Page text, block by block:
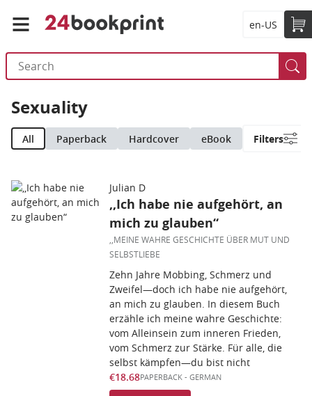
en-US
Sexuality
All Paperback Hardcover eBook Filters
Julian D
,,Ich habe nie aufgehört, an
mich zu glauben“
,,MEINE WAHRE GESCHICHTE ÜBER MUT UND
SELBSTLIEBE
Zehn Jahre Mobbing, Schmerz und
Zweifel—doch ich habe nie aufgehört,
an mich zu glauben. In diesem Buch
erzähle ich meine wahre Geschichte:
vom Alleinsein zum inneren Frieden,
vom Schmerz zur Stärke. Für alle, die
selbst kämpfen—du bist nicht
€18.68PAPERBACK - GERMAN